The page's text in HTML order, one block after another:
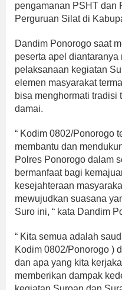
pengamanan PSHT dan
Perguruan Silat di
Dandim Ponorogo saat
peserta apel
pelaksanaan kegiatan
elemen masyarakat
bisa menghormati tradisi
damai.
“ Kodim 0802/Ponorogo
membantu dan
Polres Ponorogo dalam
bermanfaat bagi
kesejahteraan
mewujudkan suasana
Suro ini, “ kata Dandim
“ Kita semua adalah
Kodim 0802/Ponorogo )
dan apa yang kita
memberikan dampak